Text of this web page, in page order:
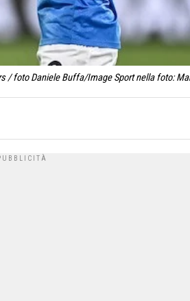
/ foto Daniele Buffa/Image Sport nella foto: